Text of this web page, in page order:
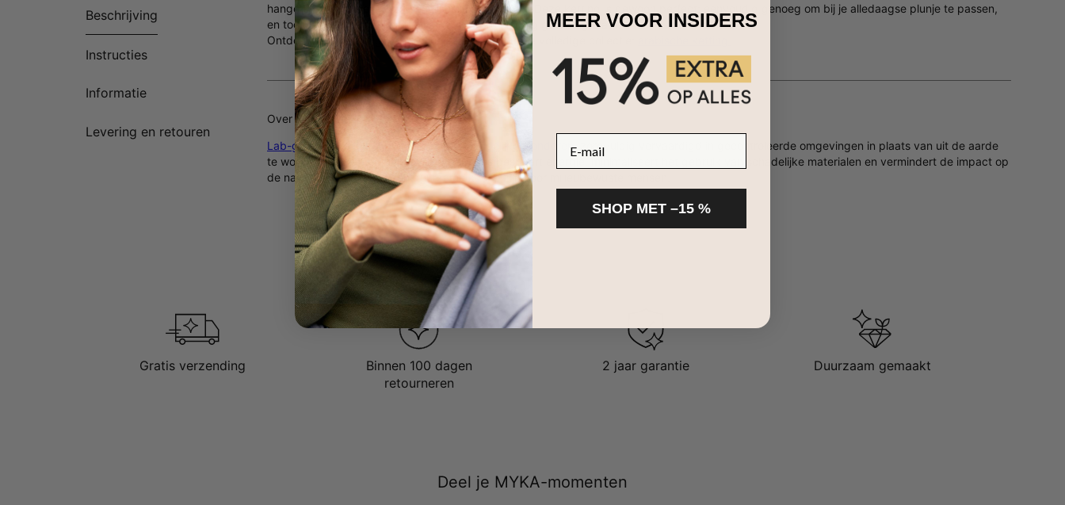
Beschrijving
Instructies
Informatie
Levering en retouren
hangers, elk met een gepersonaliseerde gravering. Deze ketting is gewoon perfect: eenvoudig genoeg om bij je alledaagse plunje te passen,
en toch stijlvol zodat hij ook bij meer formele kleding geweldig staat.
Ontdek meer prachtige Arabische kettingen in onze volledige collectie:
Over onze Diamanten
Lab-gekweekte diamanten zijn milieuvriendelijke wonderen, zorgvuldig vervaardigd in gecontroleerde omgevingen in plaats van uit de aarde
te worden gedolven. Dit innovatieve proces bespaart energie, minimaliseert het gebruik van schadelijke materialen en vermindert de impact op
de natuur, waardoor ze een duurzame keuze zijn voor milieubewuste mensen.
Gratis verzending
Binnen 100 dagen
retourneren
2 jaar garantie Duurzaam gemaakt
Deel je MYKA-momenten
MEER VOOR INSIDERS
SHOP MET –15 %